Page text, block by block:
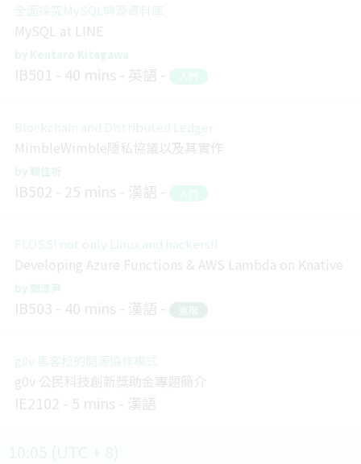
全面探究MySQL開源資料庫
MySQL at LINE
Kentaro Kitagawa
IB501 40 mins 英語 入門
Blockchain and Distributed Ledger
MimbleWimble隱私協議以及其實作
賴佳祈
IB502 25 mins 漢語 入門
FLOSS! not only Linux and hackers!!
Developing Azure Functions & AWS Lambda on Knative
鄭淳尹
IB503 40 mins 漢語 進階
g0v 黑客松的開源協作模式
g0v 公民科技創新獎助金專題簡介
IE2102 5 mins 漢語